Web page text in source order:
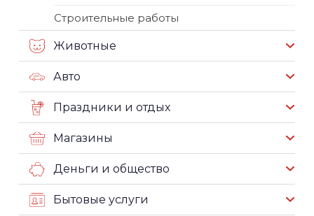
Строительные работы
Животные
Авто
Праздники и отдых
Магазины
Деньги и общество
Бытовые услуги